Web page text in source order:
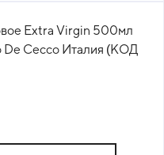
Extra Virgin 500мл
De Cecco Италия (КОД